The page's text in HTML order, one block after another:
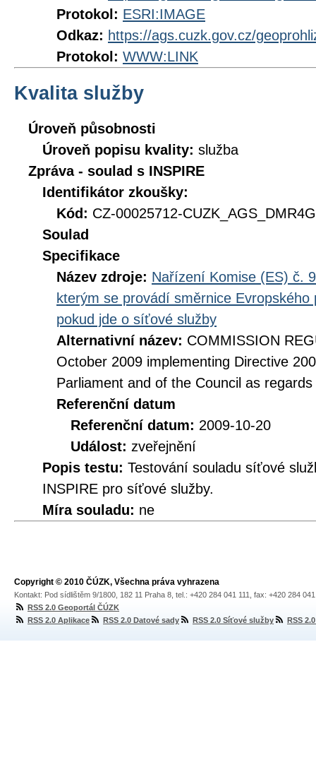
Protokol: ESRI:IMAGE
Odkaz: https://ags.cuzk.gov.cz/
Protokol: WWW:LINK
Kvalita služby
Úroveň působnosti
Úroveň popisu kvality: služba
Zpráva - soulad s INSPIRE
Identifikátor zkoušky:
Kód: CZ-00025712-
Soulad
Specifikace
Název zdroje: Nařízení Komise (ES) č.
kterým se provádí směrnice
pokud jde o síťové služby
Alternativní název: COMMISSION
October 2009 implementing Directive
Parliament and of the Council as
Referenční datum
Referenční datum: 2009-10-20
Událost: zveřejnění
Popis testu: Testování souladu síťové
INSPIRE pro síťové služby.
Míra souladu: ne
Copyright © 2010 ČÚZK, Všechna práva vyhrazena
Kontakt: Pod sídlištěm 9/1800, 182 11 Praha 8, tel.: +420 284 041 111, fax: +420 284
RSS 2.0 Geoportál ČÚZK
RSS 2.0 Aplikace
RSS 2.0 Datové sady RSS 2.0 Síťové služby RSS